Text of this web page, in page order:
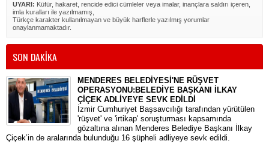
UYARI: Küfür, hakaret, rencide edici cümleler veya imalar, inançlara saldırı içeren,
imla kuralları ile yazılmamış,
Türkçe karakter kullanılmayan ve büyük harflerle yazılmış yorumlar
onaylanmamaktadır.
SON DAKİKA
MENDERES BELEDİYESİ'NE RÜŞVET
OPERASYONU:BELEDİYE BAŞKANI İLKAY
ÇİÇEK ADLİYEYE SEVK EDİLDİ
​İzmir Cumhuriyet Başsavcılığı tarafından yürütülen
'rüşvet' ve 'irtikap' soruşturması kapsamında
gözaltına alınan Menderes Belediye Başkanı İlkay
Çiçek’in de aralarında bulunduğu 16 şüpheli adliyeye sevk edildi.